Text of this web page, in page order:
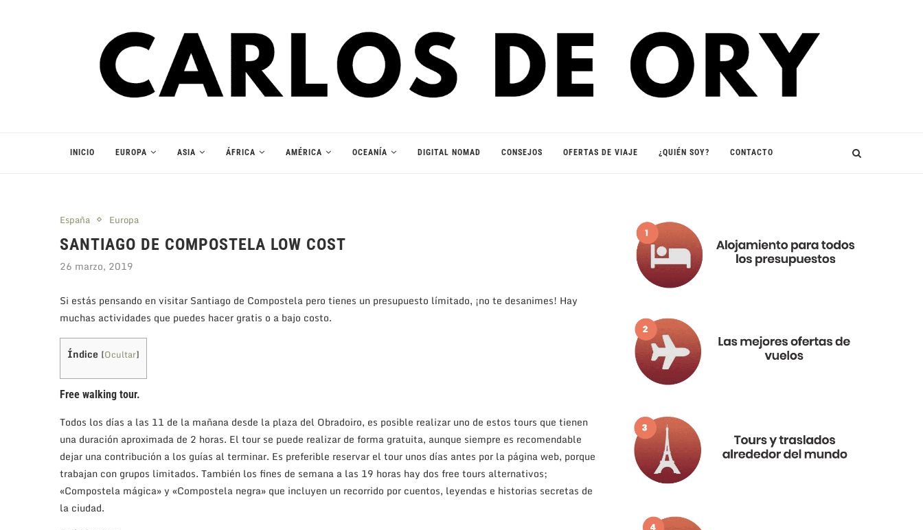
INICIO EUROPA ASIA ÁFRICA AMÉRICA OCEANÍA DIGITAL NOMAD CONSEJOS OFERTAS DE VIAJE ¿QUIÉN SOY? CONTACTO
España Europa
SANTIAGO DE COMPOSTELA LOW COST
26 marzo, 2019
Si estás pensando en visitar Santiago de Compostela pero tienes un presupuesto límitado, ¡no te desanimes! Hay
muchas actividades que puedes hacer gratis o a bajo costo.
Índice [Ocultar]
Free walking tour.
Todos los días a las 11 de la mañana desde la plaza del Obradoiro, es posible realizar uno de estos tours que tienen
una duración aproximada de 2 horas. El tour se puede realizar de forma gratuita, aunque siempre es recomendable
dejar una contribución a los guías al terminar. Es preferible reservar el tour unos días antes por la página web, porque
trabajan con grupos limitados. También los fines de semana a las 19 horas hay dos free tours alternativos;
«Compostela mágica» y «Compostela negra» que incluyen un recorrido por cuentos, leyendas e historias secretas de
la ciudad.